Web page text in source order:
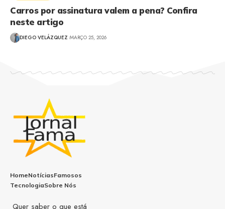
Carros por assinatura valem a pena? Confira
neste artigo
DIEGO VELÁZQUEZ MARÇO 25, 2026
HomeNotíciasFamosos
TecnologiaSobre Nós
Quer saber o que está